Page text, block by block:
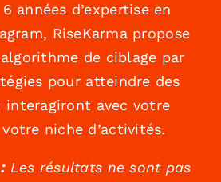
années d’expertise en
RiseKarma propose
de ciblage par
pour atteindre des
interagiront avec votre
niche d’activités.
Les résultats ne sont pas